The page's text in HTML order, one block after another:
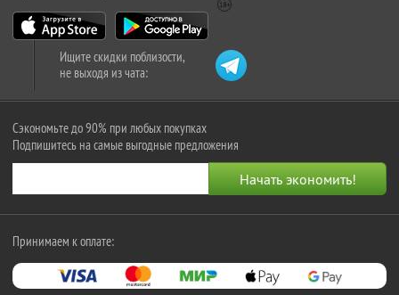
Ищите скидки поблизости,
не выходя из чата:
Сэкономьте до 90% при любых покупках
Подпишитесь на самые выгодные предложения
Принимаем к оплате: